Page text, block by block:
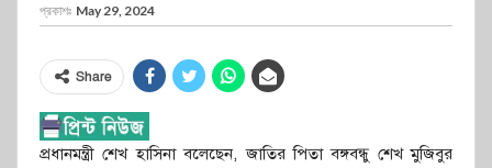
প্রকাশঃ May 29, 2024
Share
প্রধানমন্ত্রী শেখ হাসিনা বলেছেন, জাতির পিতা বঙ্গবন্ধু শেখ মুজিবুর